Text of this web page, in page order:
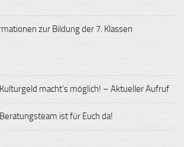
zur Bildung der 7. Klassen
macht’s möglich! – Aktueller Aufruf
ist für Euch da!